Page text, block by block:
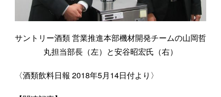
サントリー酒類 営業推進本部機材開発チームの山岡哲
丸担当部長（左）と安谷昭宏氏（右）
〈酒類飲料日報 2018年5月14日付より〉